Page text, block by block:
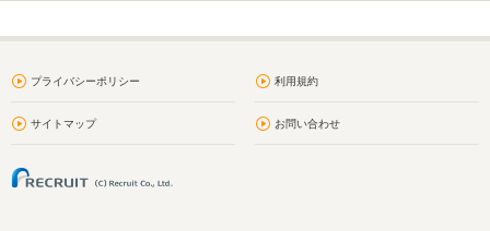
プライバシーポリシー 利用規約
サイトマップ お問い合わせ